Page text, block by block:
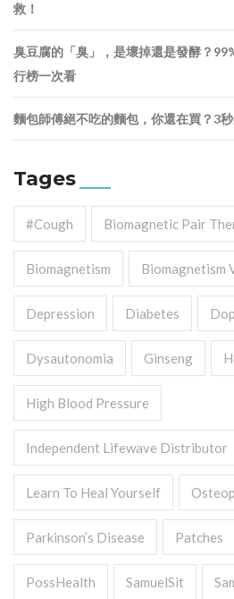
救！
臭豆腐的「臭」，是壞掉還是發酵？
行榜一次看
麵包師傅絕不吃的麵包，你還在買？3
Tages
#cough Biomagnetic Pair
Biomagnetism Biomagnetism
Depression Diabetes
Dysautonomia Ginseng
High Blood Pressure
Independent Lifewave Distributor
Learn To Heal Yourself
Parkinson’s Disease Patches
PossHealth SamuelSit